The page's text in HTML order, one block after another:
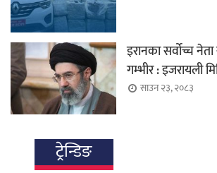
इरानका सर्वोच्च
गम्भीर : इजरायली
साउन २३, २०८३
ट्रेन्डिङ